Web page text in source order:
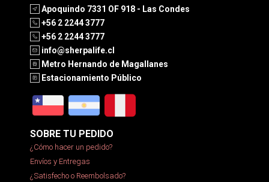
Apoquindo 7331 OF 918 - Las Condes
+56 2 2244 3777
+56 2 2244 3777
info@sherpalife.cl
Metro Hernando de Magallanes
Estacionamiento Público
SOBRE TU PEDIDO
¿Cómo hacer un pedido?
Envíos y Entregas
¿Satisfecho o Reembolsado?